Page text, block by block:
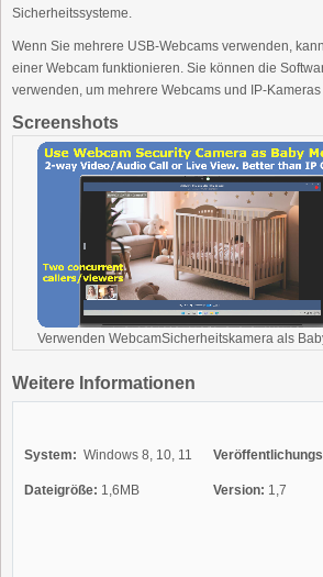
Sicherheitssysteme.
Wenn Sie mehrere USB-Webcams verwenden,
einer Webcam funktionieren. Sie können die
verwenden, um mehrere Webcams und IP-
Screenshots
Verwenden WebcamSicherheitskamera als
Weitere Informationen
System: Windows 8, 10, 11
Dateigröße: 1,6MB Version: 1,7